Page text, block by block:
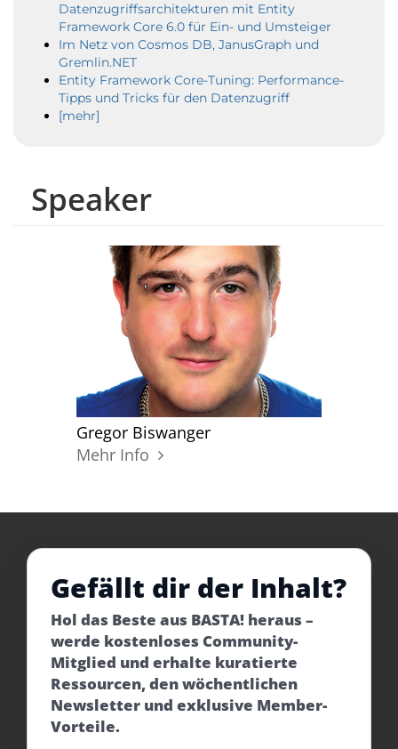
Speaker
Gregor Biswanger
Mehr Info
Datenzugriffsarchitekturen mit Entity
Framework Core 6.0 für Ein- und Umsteiger
Im Netz von Cosmos DB, JanusGraph und
Gremlin.NET
Entity Framework Core-Tuning: Performance-
Tipps und Tricks für den Datenzugriff
[mehr]
Gefällt dir der Inhalt?
Hol das Beste aus BASTA! heraus –
werde kostenloses Community-
Mitglied und erhalte kuratierte
Ressourcen, den wöchentlichen
Newsletter und exklusive Member-
Vorteile.